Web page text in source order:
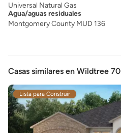
Universal Natural Gas
Agua/aguas residuales
Montgomery County MUD 136
Casas similares en Wildtree 70
Lista para Construir